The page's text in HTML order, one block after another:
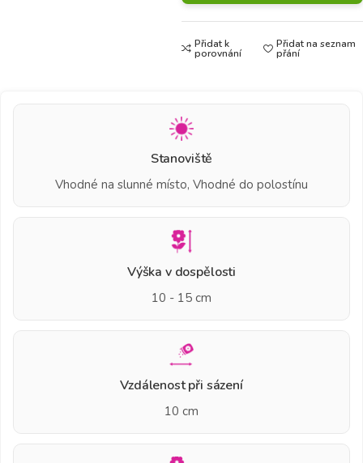
Přidat k
porovnání
Přidat na seznam
přání
Stanoviště
Vhodné na slunné místo, Vhodné do polostínu
Výška v dospělosti
10 - 15 cm
Vzdálenost při sázení
10 cm